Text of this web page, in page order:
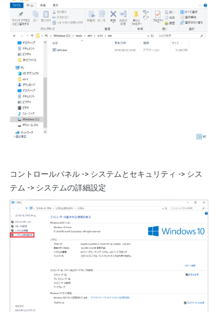
コントロールパネル -> システムとセキュリティ -> シス
テム -> システムの詳細設定